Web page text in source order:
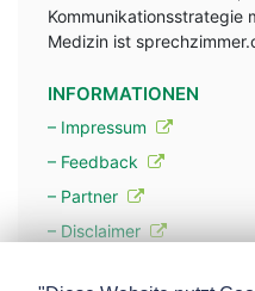
Kommunikationsstrategie
Medizin ist
INFORMATIONEN
– Impressum
– Feedback
– Partner
– Disclaimer